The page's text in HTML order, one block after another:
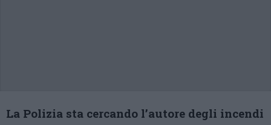
La Polizia sta cercando l’autore degli incendi